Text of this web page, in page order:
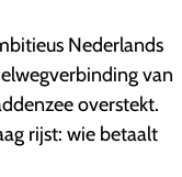
Nederlands
van
overstekt.
rijst: wie betaalt